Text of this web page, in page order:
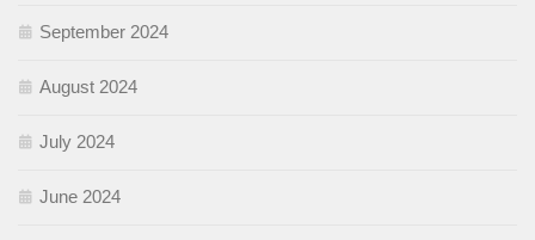
September 2024
August 2024
July 2024
June 2024